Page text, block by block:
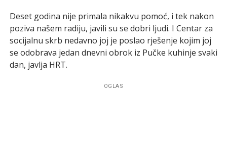
Deset godina nije primala nikakvu pomoć, i tek nakon
poziva našem radiju, javili su se dobri ljudi. I Centar za
socijalnu skrb nedavno joj je poslao rješenje kojim joj
se odobrava jedan dnevni obrok iz Pučke kuhinje svaki
dan, javlja HRT.
OGLAS